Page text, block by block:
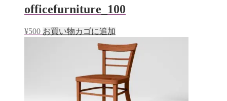
officefurniture_100
¥500 お買い物カゴに追加